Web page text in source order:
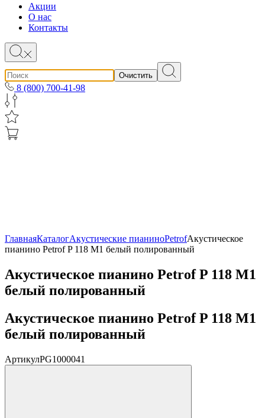
Акции
О нас
Контакты
Очистить
8 (800) 700-41-98
ГлавнаяКаталогАкустические пианиноPetrofАкустическое
пианино Petrof P 118 M1 белый полированный
Акустическое пианино Petrof P 118 M1
белый полированный
Акустическое пианино Petrof P 118 M1
белый полированный
АртикулPG1000041